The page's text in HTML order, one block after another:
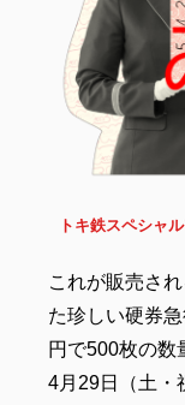
トキ鉄スペシャ
これが販売さ
た珍しい硬券
円で500枚の数
4月29日（土・